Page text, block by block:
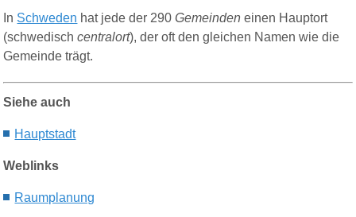
In Schweden hat jede der 290Gemeinden einen Hauptort
(schwedischcentralort), der oft den gleichen Namen wie die
Gemeinde trägt.
Siehe auch
Hauptstadt
Weblinks
Raumplanung